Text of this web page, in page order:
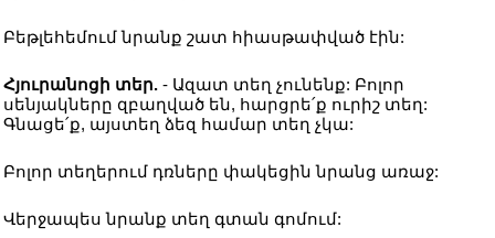
Բեթլեհեմում նրանք շատ հիասթափված էին:
Հյուրանոցի տեր. - Ազատ տեղ չունենք: Բոլոր
սենյակները զբաղված են, հարցրե՛ք ուրիշ տեղ:
Գնացե՛ք, այստեղ ձեզ համար տեղ չկա:
Բոլոր տեղերում դռները փակեցին նրանց առաջ:
Վերջապես նրանք տեղ գտան գոմում: